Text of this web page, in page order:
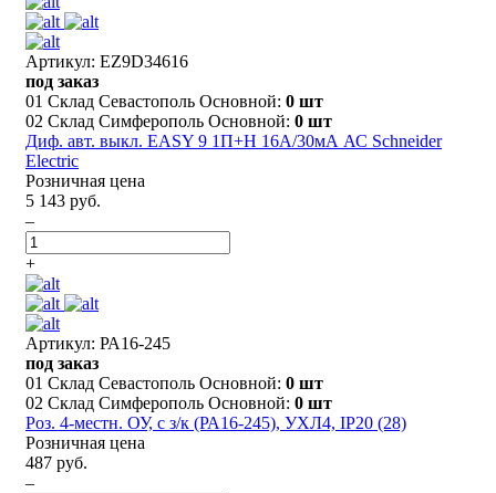
Артикул: EZ9D34616
под заказ
01 Склад Севастополь Основной: 0 шт
02 Склад Симферополь Основной: 0 шт
Диф. авт. выкл. EASY 9 1П+Н 16А/30мА АС Schneider
Electric
Розничная цена
5 143 руб.
–
+
Артикул: РА16-245
под заказ
01 Склад Севастополь Основной: 0 шт
02 Склад Симферополь Основной: 0 шт
Роз. 4-местн. ОУ, с з/к (РА16-245), УХЛ4, IP20 (28)
Розничная цена
487 руб.
–